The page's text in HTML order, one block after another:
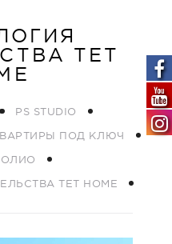
TET
PS STUDIO
ПОД КЛЮЧ
TET HOME